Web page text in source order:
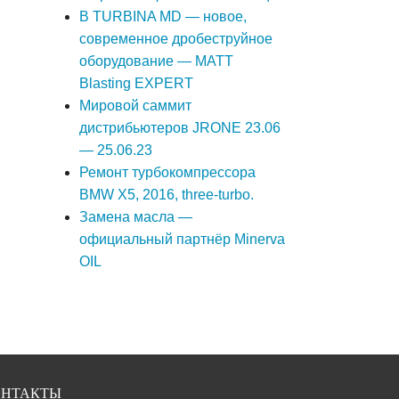
В TURBINA MD — новое,
современное дробеструйное
оборудование — MATT
Blasting EXPERT
Мировой саммит
дистрибьютеров JRONE 23.06
— 25.06.23
Ремонт турбокомпрессора
BMW X5, 2016, three-turbo.
Замена масла —
официальный партнёр Minerva
OIL